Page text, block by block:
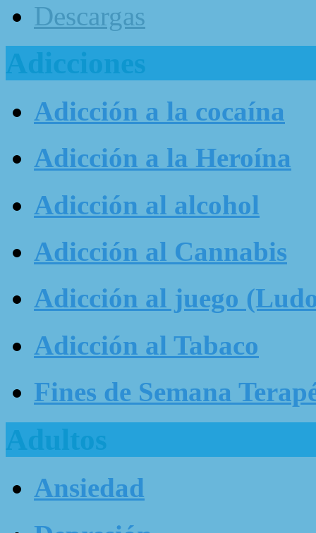
Descargas
Adicciones
Adicción a la cocaína
Adicción a la Heroína
Adicción al alcohol
Adicción al Cannabis
Adicción al juego
Adicción al Tabaco
Fines de Semana
Adultos
Ansiedad